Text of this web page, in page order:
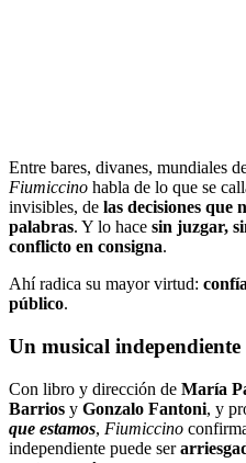
Entre bares, divanes, mundiales
Fiumiccino habla de lo que se
invisibles, de las decisiones que
palabras. Y lo hace sin juzgar,
conflicto en consigna.
Ahí radica su mayor virtud:
público.
Un musical
Con libro y dirección de María
Barrios y Gonzalo Fantoni, y
que estamos, Fiumiccino
independiente puede ser